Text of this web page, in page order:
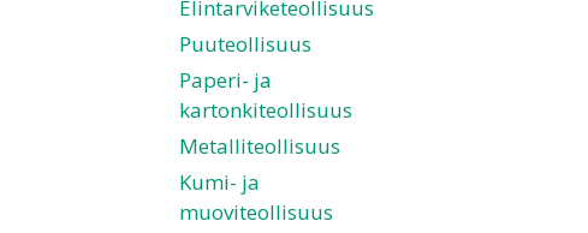
Elintarviketeollisuus
Puuteollisuus
Paperi- ja
kartonkiteollisuus
Metalliteollisuus
Kumi- ja
muoviteollisuus